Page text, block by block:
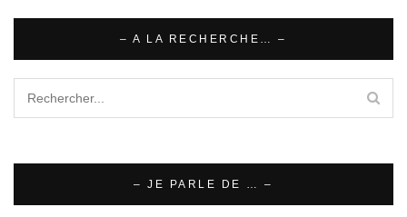
– A LA RECHERCHE… –
– JE PARLE DE … –